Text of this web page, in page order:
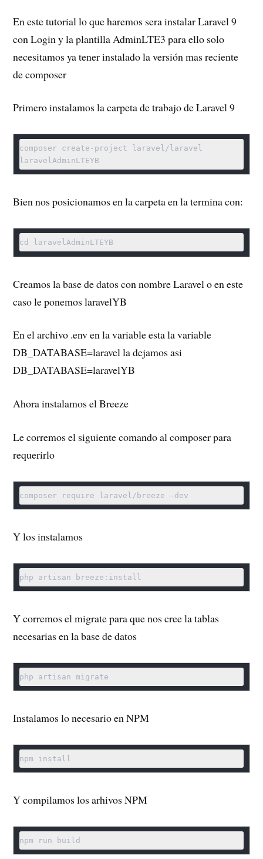
En este tutorial lo que haremos sera instalar Laravel 9
con Login y la plantilla AdminLTE3 para ello solo
necesitamos ya tener instalado la versión mas reciente
de composer
Primero instalamos la carpeta de trabajo de Laravel 9
composer create-project laravel/laravel
laravelAdminLTEYB
Bien nos posicionamos en la carpeta en la termina con:
cd laravelAdminLTEYB
Creamos la base de datos con nombre Laravel o en este
caso le ponemos laravelYB
En el archivo .env en la variable esta la variable
DB_DATABASE=laravel la dejamos asi
DB_DATABASE=laravelYB
Ahora instalamos el Breeze
Le corremos el siguiente comando al composer para
requerirlo
composer require laravel/breeze –dev
Y los instalamos
php artisan breeze:install
Y corremos el migrate para que nos cree la tablas
necesarias en la base de datos
php artisan migrate
Instalamos lo necesario en NPM
npm install
Y compilamos los arhivos NPM
npm run build